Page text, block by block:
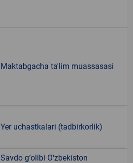
Maktabgacha ta'lim muassasasi
Yer uchastkalari (tadbirkorlik)
Savdo g‘olibi O‘zbekiston